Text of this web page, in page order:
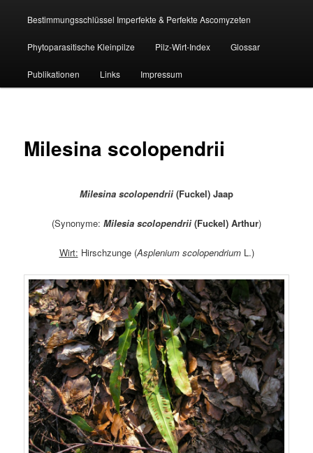
Bestimmungsschlüssel Imperfekte & Perfekte Ascomyzeten
Phytoparasitische Kleinpilze Pilz-Wirt-Index Glossar
Publikationen Links Impressum
Milesina scolopendrii
Milesina scolopendrii (Fuckel) Jaap
(Synonyme: Milesia scolopendrii (Fuckel) Arthur)
Wirt: Hirschzunge (Asplenium scolopendriumL.)